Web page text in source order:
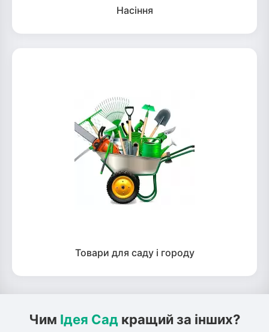
Насіння
Товари для саду і городу
Чим Ідея Сад кращий за інших?